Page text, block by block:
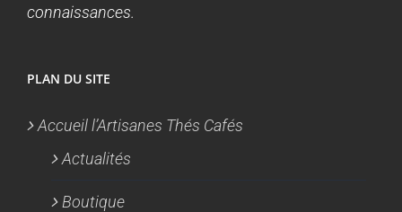
connaissances.
PLAN DU SITE
Accueil l’Artisanes Thés Cafés
Actualités
Boutique